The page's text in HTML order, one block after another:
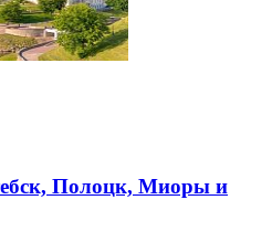
Полоцк, Миоры и